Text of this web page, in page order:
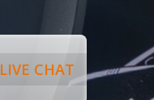
LIVE CHAT